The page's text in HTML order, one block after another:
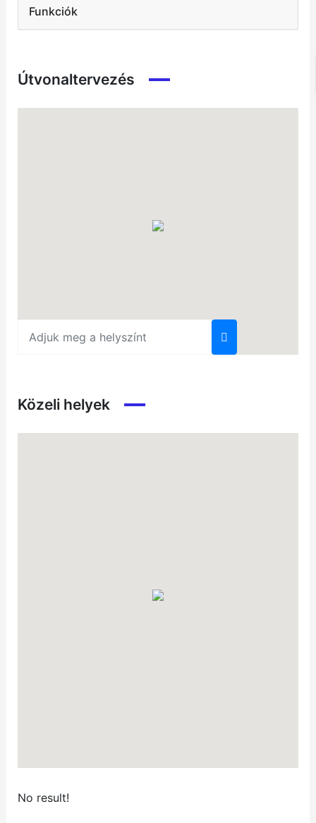
Funkciók
Útvonaltervezés
Közeli helyek
No result!